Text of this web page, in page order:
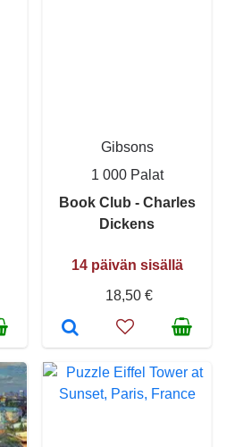
Gibsons
1 000 Palat
Book Club - Charles
Dickens
14 päivän sisällä
18,50 €